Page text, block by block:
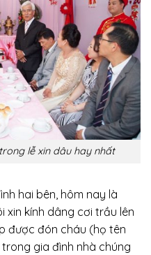
lễ xin dâu hay nhất
hai bên, hôm nay là
xin kính dâng cơi trầu lên
được đón cháu (họ tên
gia đình nhà chúng